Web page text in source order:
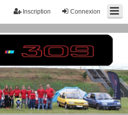
Connexion
Inscription